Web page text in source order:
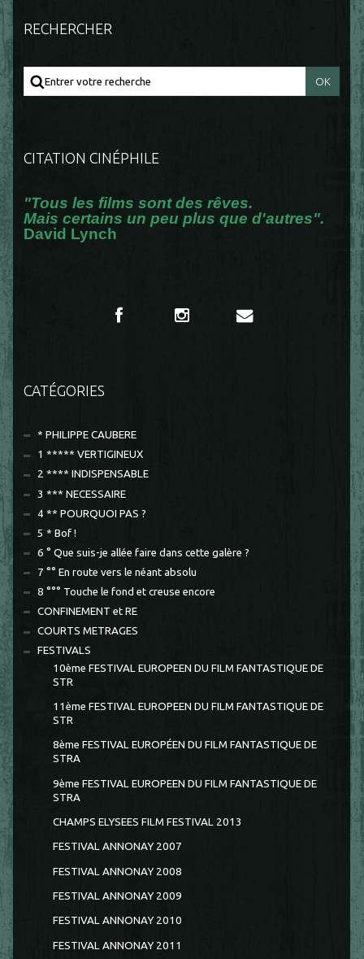
RECHERCHER
CITATION CINÉPHILE
"Tous les films sont des rêves.
Mais certains un peu plus que d'autres".
David Lynch
CATÉGORIES
* PHILIPPE CAUBERE
1 ***** VERTIGINEUX
2 **** INDISPENSABLE
3 *** NECESSAIRE
4 ** POURQUOI PAS ?
5 * Bof !
6 ° Que suis-je allée faire dans cette galère ?
7 °° En route vers le néant absolu
8 °°° Touche le fond et creuse encore
CONFINEMENT et RE
COURTS METRAGES
FESTIVALS
10ème FESTIVAL EUROPEEN DU FILM FANTASTIQUE DE
STR
11ème FESTIVAL EUROPEEN DU FILM FANTASTIQUE DE
STR
8ème FESTIVAL EUROPÉEN DU FILM FANTASTIQUE DE
STRA
9ème FESTIVAL EUROPEEN DU FILM FANTASTIQUE DE
STRA
CHAMPS ELYSEES FILM FESTIVAL 2013
FESTIVAL ANNONAY 2007
FESTIVAL ANNONAY 2008
FESTIVAL ANNONAY 2009
FESTIVAL ANNONAY 2010
FESTIVAL ANNONAY 2011